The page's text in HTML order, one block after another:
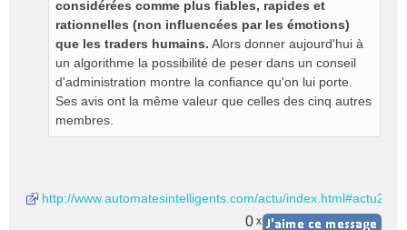
considérées comme plus fiables, rapides et
rationnelles (non influencées par les émotions)
que les traders humains. Alors donner aujourd'hui à
un algorithme la possibilité de peser dans un conseil
d'administration montre la confiance qu'on lui porte.
Ses avis ont la même valeur que celles des cinq autres
membres.
http://www.automatesintelligents.com/actu/index.html#actu2
0 x